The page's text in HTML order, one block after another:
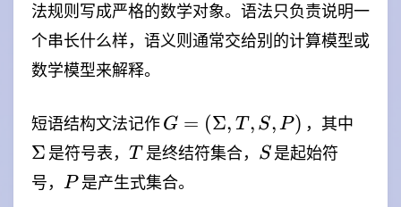
法规则写成严格的数学对象。语法只负责说明一
个串长什么样，语义则通常交给别的计算模型或
数学模型来解释。
短语结构文法记作G=
(\Sigma,T,S,P)
G = (Σ, T , S, P) ，其中
Σ 是符号表， T
T 是终结符集合， S
S 是起始符
号，
P
P 是产生式集合。